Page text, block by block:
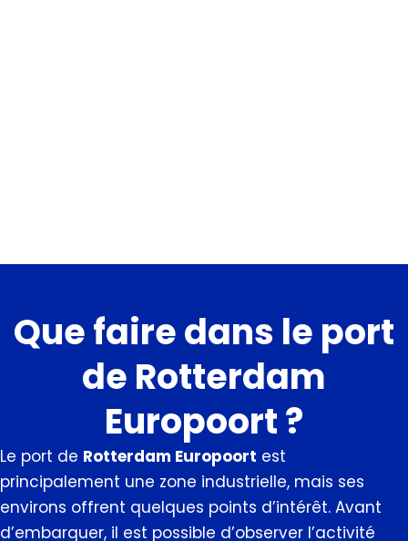
Que faire dans le port
de Rotterdam
Europoort ?
Le port de Rotterdam Europoort est
principalement une zone industrielle, mais ses
environs offrent quelques points d’intérêt. Avant
d’embarquer, il est possible d’observer l’activité